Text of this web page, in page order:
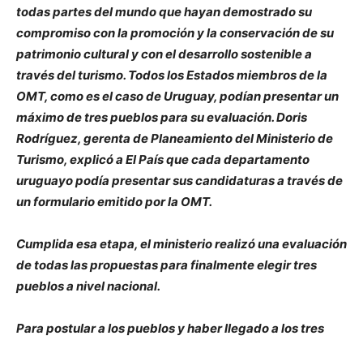
todas partes del mundo que hayan demostrado su
compromiso con la promoción y la conservación de su
patrimonio cultural y con el desarrollo sostenible a
través del turismo. Todos los Estados miembros de la
OMT, como es el caso de Uruguay, podían presentar un
máximo de tres pueblos para su evaluación. Doris
Rodríguez, gerenta de Planeamiento del Ministerio de
Turismo, explicó a El País que cada departamento
uruguayo podía presentar sus candidaturas a través de
un formulario emitido por la OMT.
Cumplida esa etapa, el ministerio realizó una evaluación
de todas las propuestas para finalmente elegir tres
pueblos a nivel nacional.
Para postular a los pueblos y haber llegado a los tres